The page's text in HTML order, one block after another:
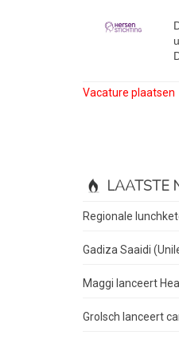
Vacature plaatsen
LAATSTE
Regionale
Gadiza Saaidi
Maggi lanceert
Grolsch lanceert